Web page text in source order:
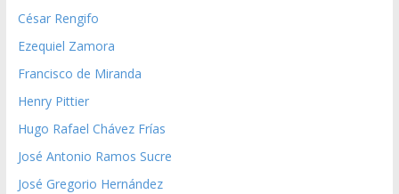
César Rengifo
Ezequiel Zamora
Francisco de Miranda
Henry Pittier
Hugo Rafael Chávez Frías
José Antonio Ramos Sucre
José Gregorio Hernández